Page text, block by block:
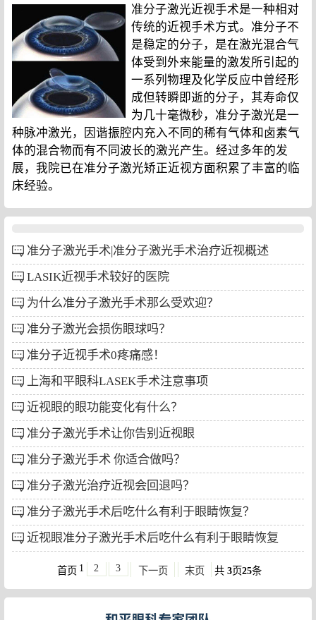
准分子激光近视手术是一种相对
传统的近视手术方式。准分子不
是稳定的分子，是在激光混合气
体受到外来能量的激发所引起的
一系列物理及化学反应中曾经形
成但转瞬即逝的分子，其寿命仅
为几十毫微秒，准分子激光是一
种脉冲激光，因谐振腔内充入不同的稀有气体和卤素气
体的混合物而有不同波长的激光产生。经过多年的发
展，我院已在准分子激光矫正近视方面积累了丰富的临
床经验。
准分子激光手术|准分子激光手术治疗近视概述
LASIK近视手术较好的医院
为什么准分子激光手术那么受欢迎？
准分子激光会损伤眼球吗？
准分子近视手术0疼痛感！
上海和平眼科LASEK手术注意事项
近视眼的眼功能变化有什么？
准分子激光手术让你告别近视眼
准分子激光手术 你适合做吗？
准分子激光治疗近视会回退吗？
准分子激光手术后吃什么有利于眼睛恢复？
近视眼准分子激光手术后吃什么有利于眼睛恢复
首页 1 2 3 下一页 末页 共 3页25条